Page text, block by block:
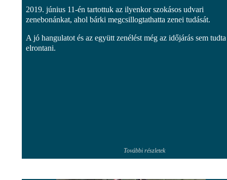
2019. június 11-én tartottuk az ilyenkor szokásos udvari
zenebonánkat, ahol bárki megcsillogtathatta zenei tudását.
A jó hangulatot és az együtt zenélést még az időjárás sem tudta
elrontani.
További részletek